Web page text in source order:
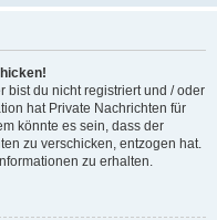
bist du nicht registriert und / oder
hat Private Nachrichten für
könnte es sein, dass der
zu verschicken, entzogen hat.
zu erhalten.